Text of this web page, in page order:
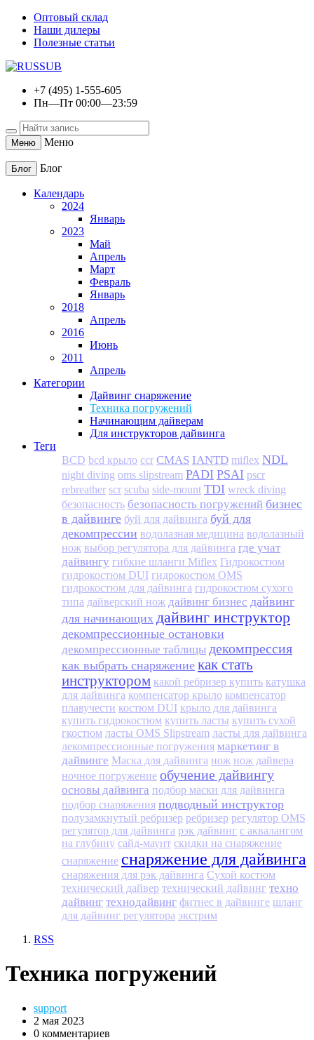
Оптовый склад
Наши дилеры
Полезные статьи
+7 (495) 1-555-605
Пн—Пт 00:00—23:59
Меню Меню
Блог Блог
Календарь
2024
Январь
2023
Май
Апрель
Март
Февраль
Январь
2018
Апрель
2016
Июнь
2011
Апрель
Категории
Дайвинг снаряжение
Техника погружений
Начинающим дайверам
Для инструкторов дайвинга
Теги
BCD bcd крыло ccr CMAS IANTD miflex NDL
night diving oms slipstream PADI PSAI pscr
rebreather scr scuba side-mount TDI wreck diving
безопасность безопасность погружений бизнес
в дайвинге буй для дайвинга буй для
декомпрессии водолазная медицина водолазный
нож выбор регулятора для дайвинга где учат
дайвингу гибкие шланги Miflex Гидрокостюм
гидрокостюм DUI гидрокостюм OMS
гидрокостюм для дайвинга гидрокостюм сухого
типа дайверский нож дайвинг бизнес дайвинг
для начинающих дайвинг инструктор
декомпрессионные остановки
декомпрессионные таблицы декомпрессия
как выбрать снаряжение как стать
инструктором какой ребризер купить катушка
для дайвинга компенсатор крыло компенсатор
плавучести костюм DUI крыло для дайвинга
купить гидрокостюм купить ласты купить сухой
гкостюм ласты OMS Slipstream ласты для дайвинга
лекомпрессионные погружения маркетинг в
дайвинге Маска для дайвинга нож нож дайвера
ночное погружение обучение дайвингу
основы дайвинга подбор маски для дайвинга
подбор снаряжения подводный инструктор
полузамкнутый ребризер ребризер регулятор OMS
регулятор для дайвинга рэк дайвинг с аквалангом
на глубину сайд-маунт скидки на снаряжение
снаряжение снаряжение для дайвинга
снаряжения для рэк дайвинга Сухой костюм
технический дайвер технический дайвинг техно
дайвинг технодайвинг фитнес в дайвинге шланг
для дайвинг регулятора экстрим
RSS
Техника погружений
support
2 мая 2023
0 комментариев